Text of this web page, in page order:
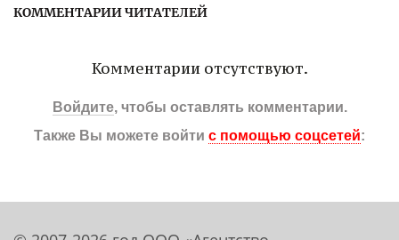
КОММЕНТАРИИ ЧИТАТЕЛЕЙ
Комментарии отсутствуют.
Войдите, чтобы оставлять комментарии.
Также Вы можете войти с помощью соцсетей: